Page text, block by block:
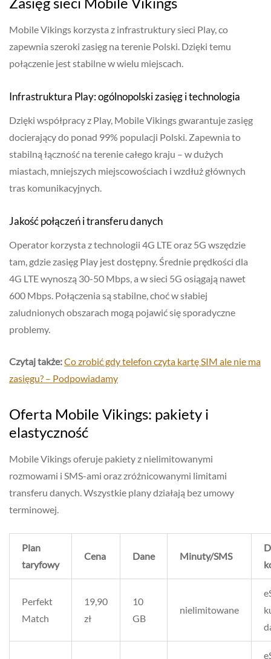
Mobile Vikings korzysta z infrastruktury sieci Play, co
zapewnia szeroki zasięg na terenie Polski. Dzięki temu
połączenie jest stabilne w wielu miejscach.
Infrastruktura Play: ogólnopolski zasięg i technologia
Dzięki współpracy z Play, Mobile Vikings gwarantuje zasięg
docierający do ponad 99% populacji Polski. Zapewnia to
stabilną łączność na terenie całego kraju – w dużych
miastach, mniejszych miejscowościach i wzdłuż głównych
tras komunikacyjnych.
Jakość połączeń i transferu danych
Operator korzysta z technologii 4G LTE oraz 5G wszędzie
tam, gdzie zasięg Play jest dostępny. Średnie prędkości dla
4G LTE wynoszą 30-50 Mbps, a w sieci 5G osiągają nawet
600 Mbps. Połączenia są stabilne, choć w słabiej
zaludnionych obszarach mogą pojawić się sporadyczne
problemy.
Czytaj także:Co zrobić gdy telefon czyta kartę SIM ale nie ma
zasięgu? – Podpowiadamy
Oferta Mobile Vikings: pakiety i
elastyczność
Mobile Vikings oferuje pakiety z nielimitowanymi
rozmowami i SMS-ami oraz zróżnicowanymi limitami
transferu danych. Wszystkie plany działają bez umowy
terminowej.
Plan
taryfowy
Cena Dane Minuty/SMS
Perfekt
Match
19,90
zł
10
GB
nielimitowane